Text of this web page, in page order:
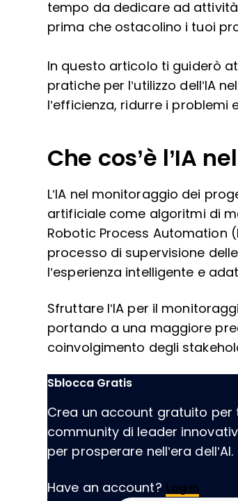
tempo da dedicare ad
prima che ostacolino i tuoi
In questo articolo ti guiderò
pratiche per l’utilizzo dell’IA
l’efficienza, ridurre i
Che cos’è l’IA
L’IA nel monitoraggio dei
artificiale come algoritmi di
Robotic Process Automation
processo di supervisione
l’esperienza intelligente e
Sfruttare l’IA per il
portando a una maggiore
coinvolgimento degli
Sblocca Gratis
Crea un account gratuito per
community di leader
per prosperare nell’era dell’AI.
Have an account? Log In